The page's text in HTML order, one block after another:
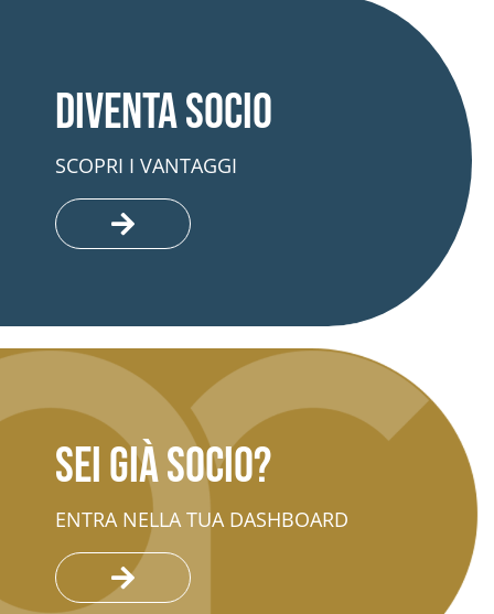
Diventa socio
SCOPRI I VANTAGGI
Sei già socio?
ENTRA NELLA TUA DASHBOARD